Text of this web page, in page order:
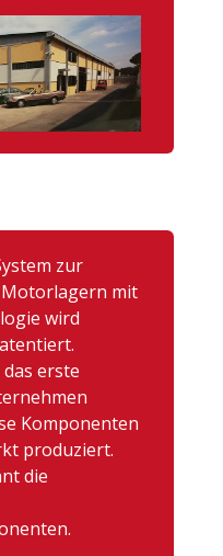
zur
mit
wird
erste
Komponenten
produziert.
die